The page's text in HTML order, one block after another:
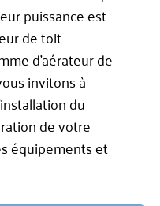
puissance est
de toit
d’aérateur de
invitons à
du
de votre
équipements et